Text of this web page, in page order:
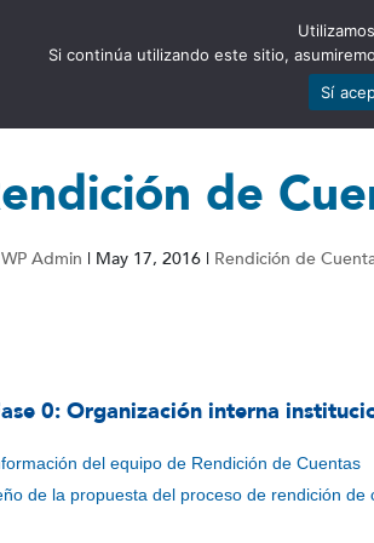
de herramientas
de
WP Admin | May 17, 2016 | Rendición de
0: Organización interna
del equipo de Rendición de Cuentas
de la propuesta del proceso de rendición de
Si continúa utilizando este sitio,
Sí